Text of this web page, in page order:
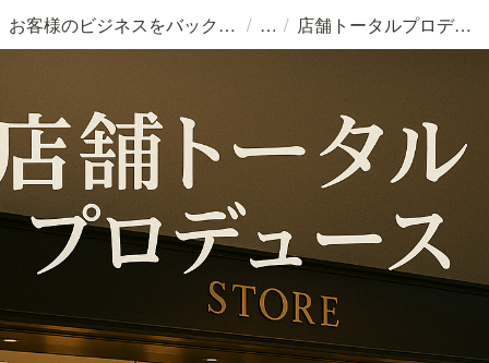
お客様のビジネスをバックアップする 。 / / 店舗トータルプロデュース